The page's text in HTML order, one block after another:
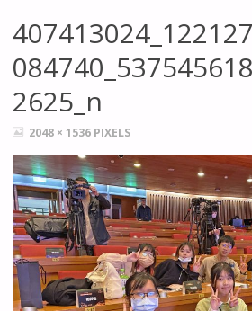
2625_n
FULL2048 × 1536 PIXELS